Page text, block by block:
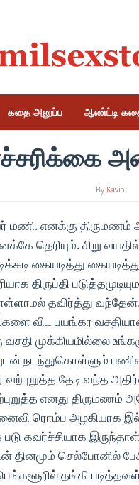
கதை அனுப்ப ஆண்ட்டி
By Kavin
மணி. எனக்கு திருமணம்
தெரியும். சிறு
கையடித்து
திருப்தி
தவிர்த்து
விட பயங்கர
வசதி முக்கியமில்லை
நடந்துகொள்ளும்
தேடி வந்த
எனது திருமணம்
ரொம்ப அழகியாக
கவர்ச்சியாக
தினமும் செல்போனில்
தங்கி